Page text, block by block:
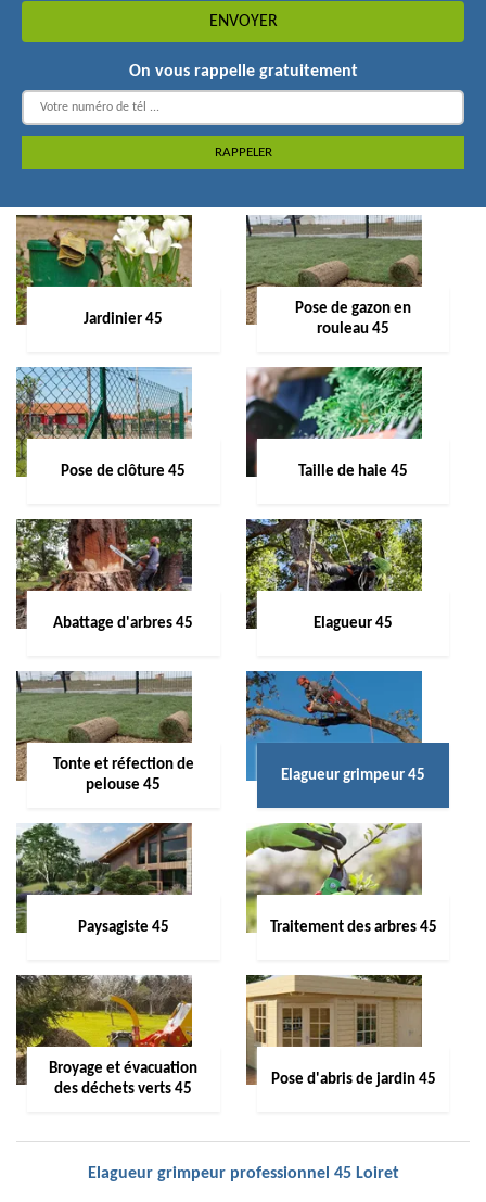
On vous rappelle gratuitement
Jardinier 45
Pose de gazon en
rouleau 45
Pose de clôture 45 Taille de haie 45
Abattage d'arbres 45 Elagueur 45
Tonte et réfection de
pelouse 45
Elagueur grimpeur 45
Paysagiste 45 Traitement des arbres 45
Broyage et évacuation
des déchets verts 45
Pose d'abris de jardin 45
Elagueur grimpeur professionnel 45 Loiret